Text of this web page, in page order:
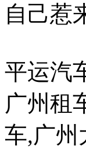
自己惹
平运汽
广州租
车,广州